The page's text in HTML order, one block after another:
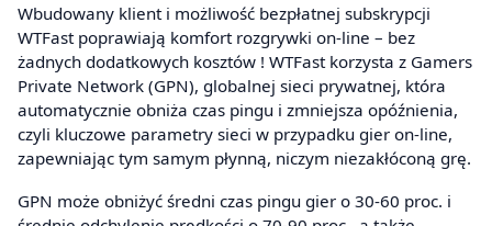
Wbudowany klient i możliwość bezpłatnej subskrypcji
WTFast poprawiają komfort rozgrywki on-line – bez
żadnych dodatkowych kosztów ! WTFast korzysta z Gamers
Private Network (GPN), globalnej sieci prywatnej, która
automatycznie obniża czas pingu i zmniejsza opóźnienia,
czyli kluczowe parametry sieci w przypadku gier on-line,
zapewniając tym samym płynną, niczym niezakłóconą grę.
GPN może obniżyć średni czas pingu gier o 30-60 proc. i